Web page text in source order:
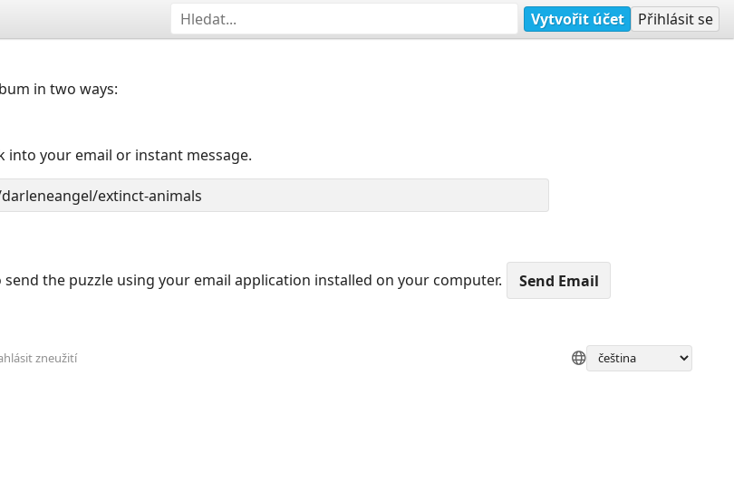
Vytvořit účet Přihlásit se
in two ways:
into your email or instant message.
the puzzle using your email application installed on your computer.
zneužití